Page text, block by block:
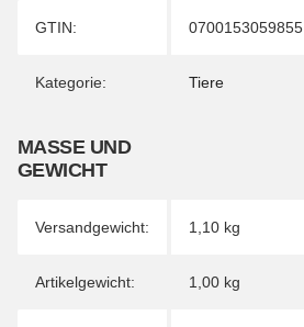
Produkteigenschaft
Wert
GTIN: 0700153059855
Kategorie: Tiere
MASSE UND G
EWICHT
Versandgewicht: 1,10 kg
Artikelgewicht: 1,00 kg